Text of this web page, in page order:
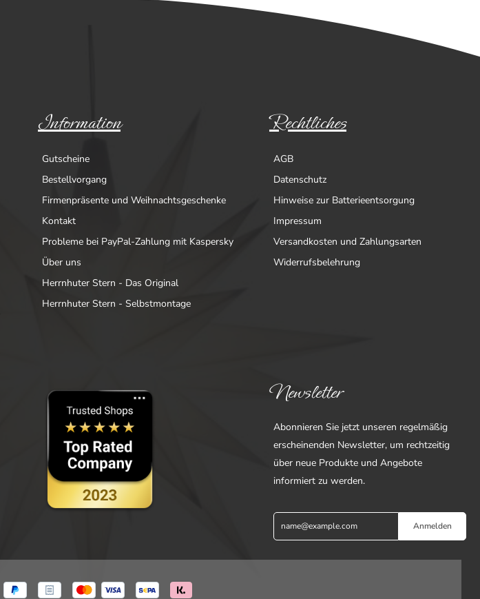
Information
Gutscheine
Bestellvorgang
Firmenpräsente und Weihnachtsgeschenke
Kontakt
Probleme bei PayPal-Zahlung mit Kaspersky
Über uns
Herrnhuter Stern - Das Original
Herrnhuter Stern - Selbstmontage
Rechtliches
AGB
Datenschutz
Hinweise zur Batterieentsorgung
Impressum
Versandkosten und Zahlungsarten
Widerrufsbelehrung
Newsletter
Abonnieren Sie jetzt unseren regelmäßig
erscheinenden Newsletter, um rechtzeitig
über neue Produkte und Angebote
informiert zu werden.
Anmelden